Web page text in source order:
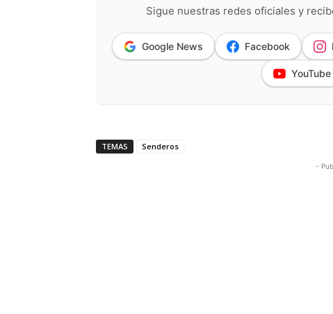
Sigue nuestras redes oficiales y
Google News Facebook
YouTube
TEMAS Senderos
-